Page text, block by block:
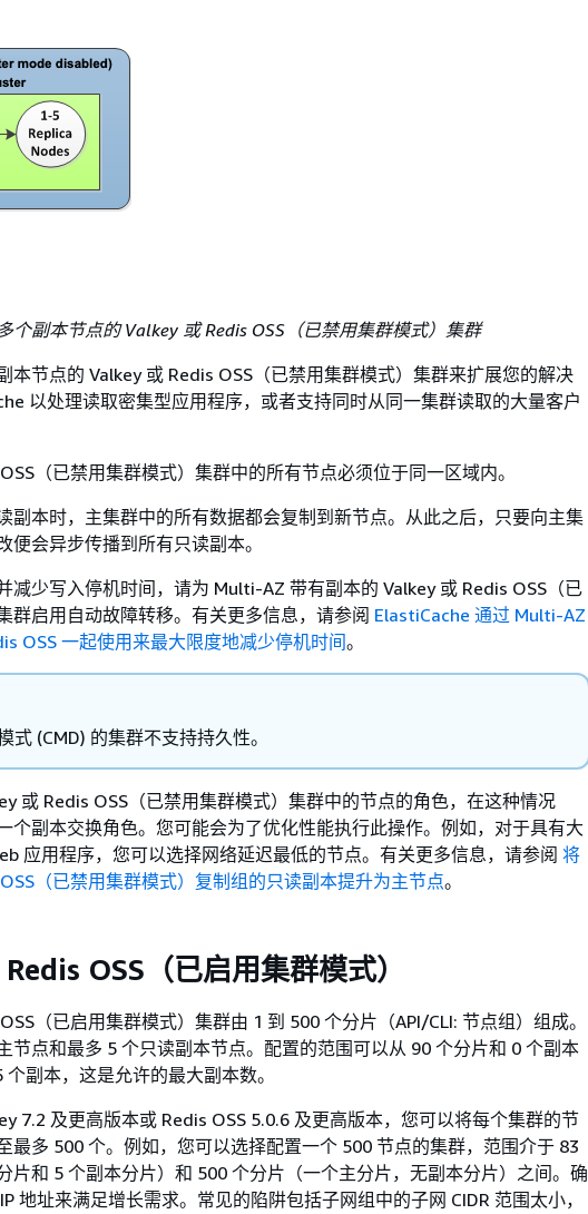
个副本节点的 Valkey 或 Redis OSS（已禁用集群模式）集群
本节点的 Valkey 或 Redis OSS（已禁用集群模式）集群来扩展您的解决
以处理读取密集型应用程序，或者支持同时从同一集群读取的大量客户
（已禁用集群模式）集群中的所有节点必须位于同一区域内。
副本时，主集群中的所有数据都会复制到新节点。从此之后，只要向主集
便会异步传播到所有只读副本。
减少写入停机时间，请为 Multi-AZ 带有副本的 Valkey 或 Redis OSS（已
群启用自动故障转移。有关更多信息，请参阅 ElastiCache 通过 Multi-AZ
OSS 一起使用来最大限度地减少停机时间。
式 (CMD) 的集群不支持持久性。
或 Redis OSS（已禁用集群模式）集群中的节点的角色，在这种情况
个副本交换角色。您可能会为了优化性能执行此操作。例如，对于具有大
应用程序，您可以选择网络延迟最低的节点。有关更多信息，请参阅 将
（已禁用集群模式）复制组的只读副本提升为主节点。
OSS（已启用集群模式）
（已启用集群模式）集群由 1 到 500 个分片（API/CLI: 节点组）组成。
节点和最多 5 个只读副本节点。配置的范围可以从 90 个分片和 0 个副本
副本，这是允许的最大副本数。
7.2 及更高版本或 Redis OSS 5.0.6 及更高版本，您可以将每个集群的节
最多 500 个。例如，您可以选择配置一个 500 节点的集群，范围介于 83
片和 5 个副本分片）和 500 个分片（一个主分片，无副本分片）之间。确
地址来满足增长需求。常见的陷阱包括子网组中的子网 CIDR 范围太小，